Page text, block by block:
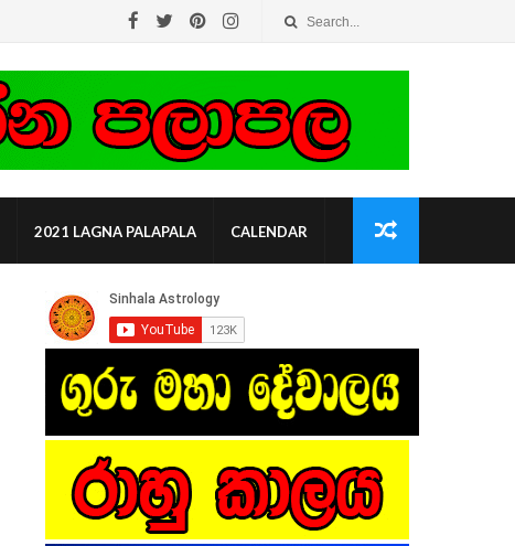
2021 LAGNA PALAPALA CALENDAR